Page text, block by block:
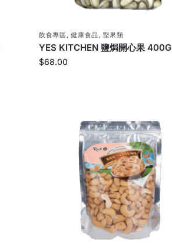
飲食專區,健康食品, 堅果類
YES KITCHEN 鹽焗開心果 400G
$68.00